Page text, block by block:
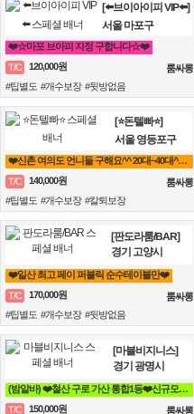
[⬅️브이아이피 VIP⬅️]
서울 마포구
❤️☆마포 브아피 지정 구합니다☆❤️
T/C
120,000원
룸싸롱
#팁별도 #개수보장 #뒷방없음
[⭐돈텔빠⭐]
서울 영등포구
❤️신촌 여의도 언니들 구해요^^ 20대~40대^^ 착한 언니들 에이스 환영❤️
T/C
140,000원
룸싸롱
#팁별도 #개수보장 #칼퇴보장
[판도라룸/BAR]
경기 고양시
❤️일산 최고 페이 퍼블릭 순수테이블만❤️
T/C
170,000원
룸싸롱
#팁별도 #개수보장 #뒷방없음
[마블비지니스]
경기 광명시
(밤알바) ❤️철산 구로 가산 통합1등❤️신규모집❤️ 룸알바
T/C
150,000원
룸싸롱